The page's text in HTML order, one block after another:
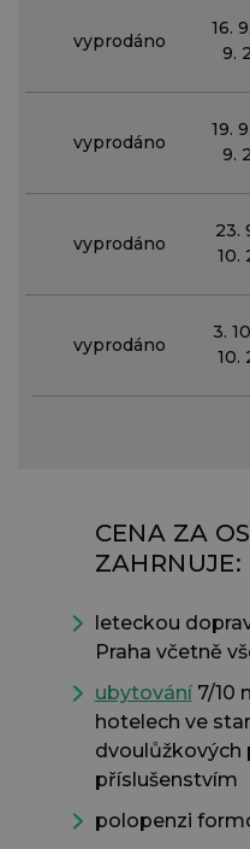
vyprodáno
16.
9.
vyprodáno
19.
9.
vyprodáno
23.
10.
vyprodáno
3.
10.
CENA ZA
ZAHRNUJE:
leteckou
Praha včetně
ubytování7/10
hotelech ve
dvoulůžkových
příslušenstvím
polopenzi